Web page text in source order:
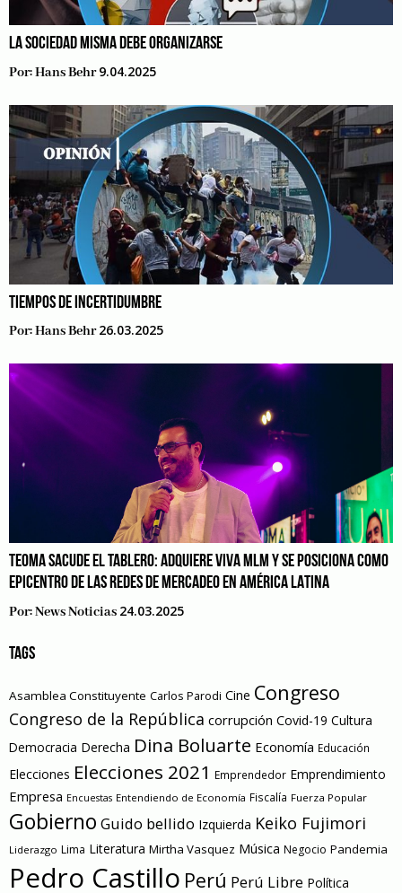
LA SOCIEDAD MISMA DEBE ORGANIZARSE
Por:Hans Behr 9.04.2025
TIEMPOS DE INCERTIDUMBRE
Por:Hans Behr 26.03.2025
TEOMA SACUDE EL TABLERO: ADQUIERE VIVA MLM Y SE POSICIONA COMO
EPICENTRO DE LAS REDES DE MERCADEO EN AMÉRICA LATINA
Por:News Noticias 24.03.2025
TAGS
Asamblea Constituyente Carlos Parodi Cine Congreso
Congreso de la República corrupción Covid-19 Cultura
Democracia Derecha Dina Boluarte Economía Educación
Elecciones Elecciones 2021 Emprendedor Emprendimiento
Empresa Encuestas Entendiendo de Economía Fiscalía Fuerza Popular
Gobierno Guido bellido Izquierda Keiko Fujimori
Liderazgo Lima Literatura Mirtha Vasquez Música Negocio Pandemia
Pedro Castillo Perú Perú Libre Política